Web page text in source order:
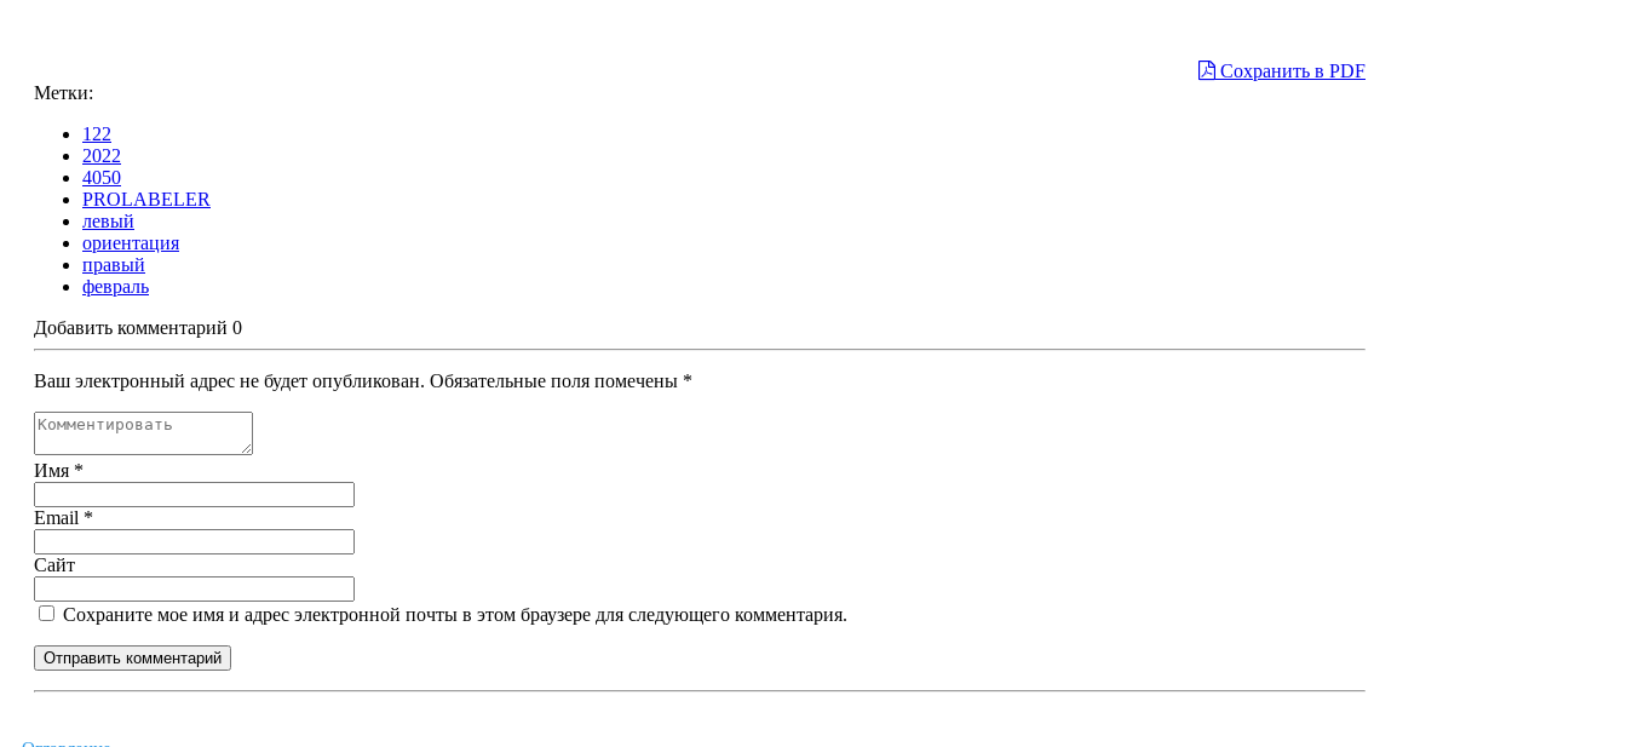
Сохранить в PDF
Метки:
122
2022
4050
PROLABELER
левый
ориентация
правый
февраль
Добавить комментарий 0
Ваш электронный адрес не будет опубликован. Обязательные поля помечены *
Имя *
Email *
Сайт
Сохраните мое имя и адрес электронной почты в этом браузере для следующего комментария.
Отправить комментарий